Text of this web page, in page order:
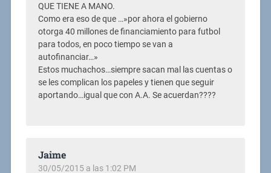
QUE TIENE A MANO.
Como era eso de que …»por ahora el gobierno
otorga 40 millones de financiamiento para futbol
para todos, en poco tiempo se van a
autofinanciar…»
Estos muchachos…siempre sacan mal las cuentas o
se les complican los papeles y tienen que seguir
aportando…igual que con A.A. Se acuerdan????
Jaime
30/05/2015 a las 1:02 PM